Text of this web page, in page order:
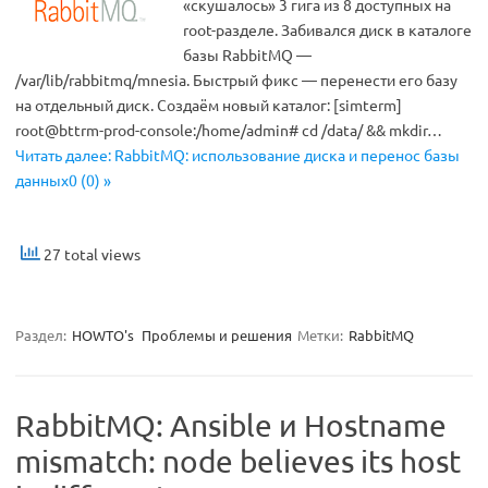
«скушалось» 3 гига из 8 доступных на
root-разделе. Забивался диск в каталоге
базы RabbitMQ —
/var/lib/rabbitmq/mnesia. Быстрый фикс — перенести его базу
на отдельный диск. Создаём новый каталог: [simterm]
root@bttrm-prod-console:/home/admin# cd /data/ && mkdir…
Читать далее: RabbitMQ: использование диска и перенос базы
данных0 (0) »
27 total views
Раздел: HOWTO's Проблемы и решения Метки: RabbitMQ
RabbitMQ: Ansible и Hostname
mismatch: node believes its host